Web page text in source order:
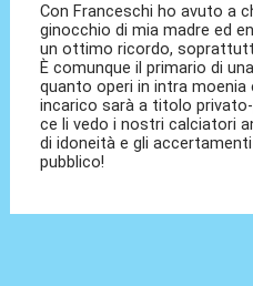
Con Franceschi ho avuto a
ginocchio di mia madre ed
un ottimo ricordo,
È comunque il primario di
quanto operi in intra moenia
incarico sarà a titolo
ce li vedo i nostri calciatori
di idoneità e gli
pubblico!